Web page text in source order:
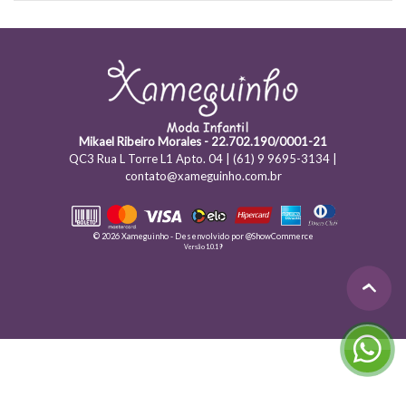
Mikael Ribeiro Morales - 22.702.190/0001-21
QC3 Rua L Torre L1 Apto. 04 | (61) 9 9695-3134 |
contato@xameguinho.com.br
© 2026 Xameguinho - Desenvolvido por@ShowCommerce
Versão 1.0.19